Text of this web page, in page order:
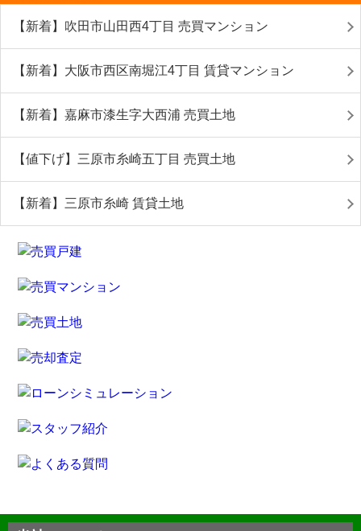
【新着】吹田市山田西4丁目 売買マンション
【新着】大阪市西区南堀江4丁目 賃貸マンション
【新着】嘉麻市漆生字大西浦 売買土地
【値下げ】三原市糸崎五丁目 売買土地
【新着】三原市糸崎 賃貸土地